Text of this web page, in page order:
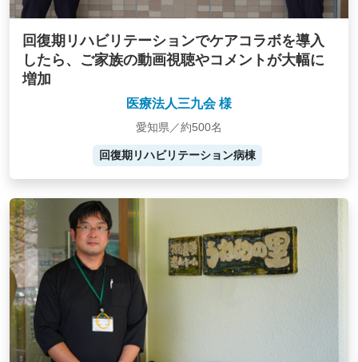
回復期リハビリテーションでケアコラボを導入
したら、ご家族の動画視聴やコメントが大幅に
増加
医療法人三九会 様
愛知県／約500名
回復期リハビリテーション病棟